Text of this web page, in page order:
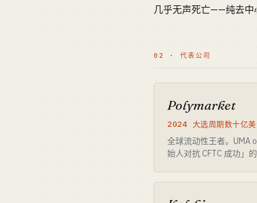
几乎无声死亡——纯去中
02 · 代表公司
Polymarket
2024 大选周期数十亿美
全球流动性王者。UMA
始人对抗 CFTC 成功」的